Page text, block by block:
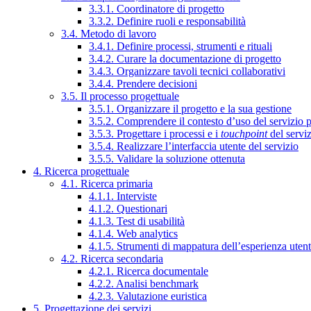
3.3.1. Coordinatore di progetto
3.3.2. Definire ruoli e responsabilità
3.4. Metodo di lavoro
3.4.1. Definire processi, strumenti e rituali
3.4.2. Curare la documentazione di progetto
3.4.3. Organizzare tavoli tecnici collaborativi
3.4.4. Prendere decisioni
3.5. Il processo progettuale
3.5.1. Organizzare il progetto e la sua gestione
3.5.2. Comprendere il contesto d’uso del servizio
3.5.3. Progettare i processi e i touchpointdel
3.5.4. Realizzare l’interfaccia utente del servizio
3.5.5. Validare la soluzione ottenuta
4. Ricerca progettuale
4.1. Ricerca primaria
4.1.1. Interviste
4.1.2. Questionari
4.1.3. Test di usabilità
4.1.4. Web analytics
4.1.5. Strumenti di mappatura dell’esperienza
4.2. Ricerca secondaria
4.2.1. Ricerca documentale
4.2.2. Analisi benchmark
4.2.3. Valutazione euristica
5. Progettazione dei servizi